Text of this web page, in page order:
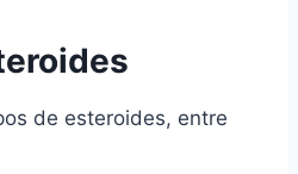
de esteroides, entre